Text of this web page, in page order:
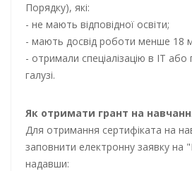
Порядку), які:
- не мають відповідної освіти;
- мають досвід роботи менше 18
- отримали спеціалізацію в ІТ
галузі.
Як отримати грант на
Для отримання сертифіката на
заповнити електронну заявку на
надавши: